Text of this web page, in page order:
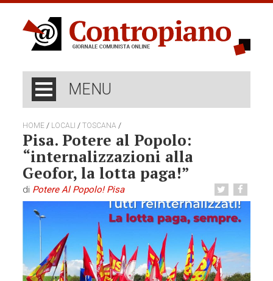
MENU
HOME / LOCALI /TOSCANA /
Pisa. Potere al Popolo:
“internalizzazioni alla
Geofor, la lotta paga!”
di Potere Al Popolo! Pisa